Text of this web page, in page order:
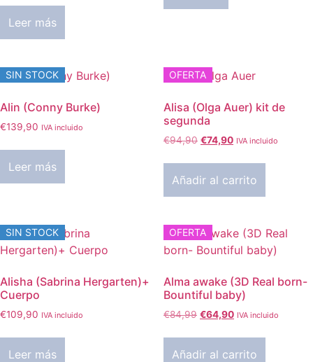
Leer más
SIN STOCK
Alin (Conny Burke)
€139,90 IVA incluido
Leer más
OFERTA
Alisa (Olga Auer) kit de
segunda
€94,90 El
era:
€94,90.
€74,90El
es:
€74,90.
IVA incluido
Añadir al carrito
SIN STOCK
Alisha (Sabrina Hergarten)+
Cuerpo
€109,90 IVA incluido
Leer más
OFERTA
Alma awake (3D Real born-
Bountiful baby)
€84,99 El
era:
€64,90El
es:
IVA incluido
Añadir al carrito